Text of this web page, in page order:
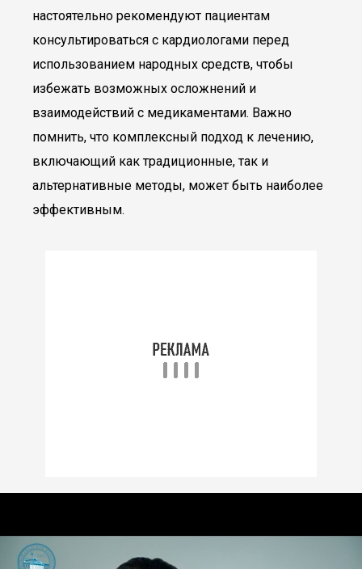
настоятельно рекомендуют пациентам
консультироваться с кардиологами перед
использованием народных средств, чтобы
избежать возможных осложнений и
взаимодействий с медикаментами. Важно
помнить, что комплексный подход к лечению,
включающий как традиционные, так и
альтернативные методы, может быть наиболее
эффективным.